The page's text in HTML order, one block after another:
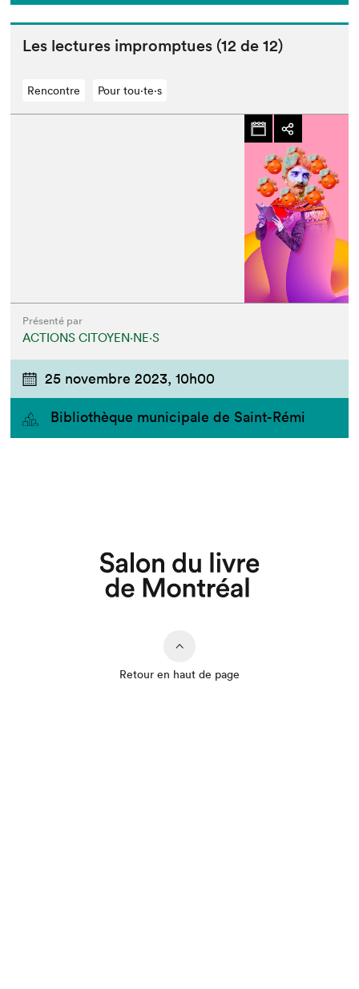
Les lec­tures impromptues (12 de12)
Rencontre Pour tou⋅te⋅s
Présenté par
ACTIONS CITOYEN⋅NE⋅S
25 novembre 2023, 10h00
Bibliothèque municipale de Saint-Rémi
Retour en haut de page